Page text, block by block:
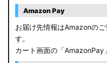
Amazon Pay
お届け先情報はAmazonの
す。
カート画面の「AmazonPay